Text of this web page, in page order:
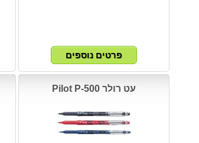
עט רולר Pilot P-500